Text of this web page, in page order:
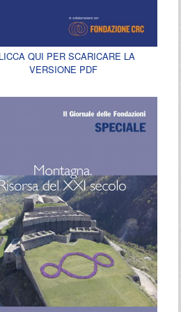
QUI PER SCARICARE LA
VERSIONE PDF